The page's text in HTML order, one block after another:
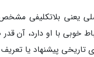
یعنی بلاتکلیفی
خوبی با او دارد، آن
تاریخی پیشنهاد یا